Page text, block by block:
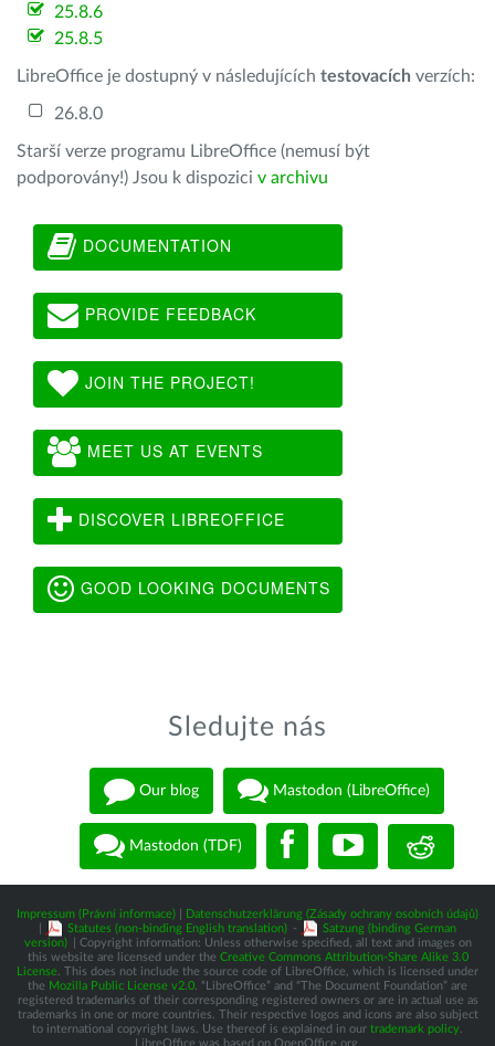
25.8.6
25.8.5
LibreOffice je dostupný v následujících testovacích verzích:
26.8.0
Starší verze programu LibreOffice (nemusí být
podporovány!) Jsou k dispozici v archivu
DOCUMENTATION
PROVIDE FEEDBACK
JOIN THE PROJECT!
MEET US AT EVENTS
DISCOVER LIBREOFFICE
GOOD LOOKING DOCUMENTS
Sledujte nás
Our blog Mastodon (LibreOffice)
Mastodon (TDF)
Impressum (Právní informace)
Datenschutzerklärung (Zásady ochrany osobních údajů)
Statutes (non-binding English translation) -
Satzung (binding German
version)
| Copyright information: Unless otherwise specified, all text and images on
this website are licensed under the Creative Commons Attribution-Share Alike 3.0
License . This does not include the source code of LibreOffice, which is licensed under
the Mozilla Public License v2.0 . “LibreOffice” and “The Document Foundation” are
registered trademarks of their corresponding registered owners or are in actual use as
trademarks in one or more countries. Their respective logos and icons are also subject
to international copyright laws. Use thereof is explained in our trademark policy
LibreOffice was based on OpenOffice.org.